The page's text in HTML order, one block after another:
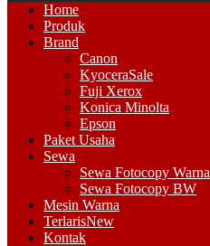
Primary
Menu
Home
Produk
Brand
Canon
KyoceraSale
Fuji Xerox
Konica Minolta
Epson
Paket Usaha
Sewa
Sewa Fotocopy Warna
Sewa Fotocopy BW
Mesin Warna
TerlarisNew
Kontak